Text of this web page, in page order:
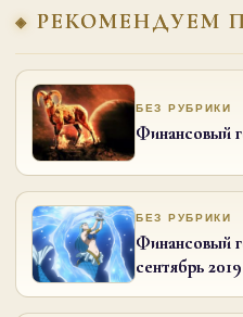
РЕКОМЕНДУЕМ
БЕЗ РУБРИКИ
Финансовый
БЕЗ РУБРИКИ
Финансовый
сентябрь